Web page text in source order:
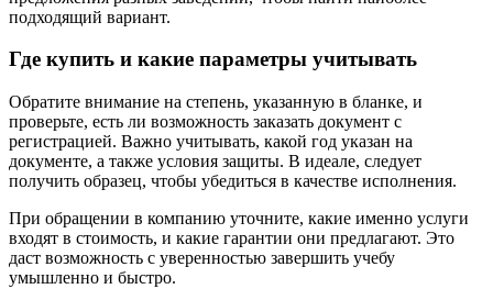
подходящий вариант.
Где купить и какие параметры учитывать
Обратите внимание на степень, указанную в бланке, и
проверьте, есть ли возможность заказать документ с
регистрацией. Важно учитывать, какой год указан на
документе, а также условия защиты. В идеале, следует
получить образец, чтобы убедиться в качестве исполнения.
При обращении в компанию уточните, какие именно услуги
входят в стоимость, и какие гарантии они предлагают. Это
даст возможность с уверенностью завершить учебу
умышленно и быстро.